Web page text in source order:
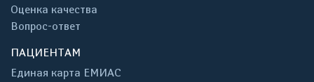
Оценка качества
Вопрос-ответ
ПАЦИЕНТАМ
Единая карта ЕМИАС